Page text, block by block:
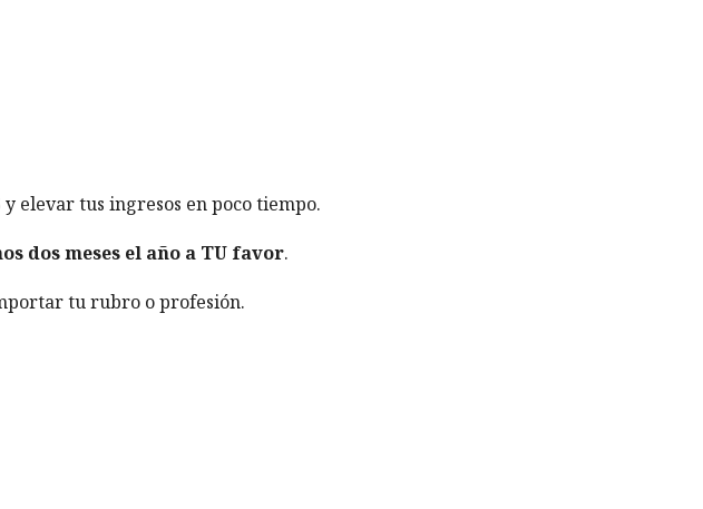
y elevar tus ingresos en poco tiempo.
dos meses el año a TU favor.
tu rubro o profesión.